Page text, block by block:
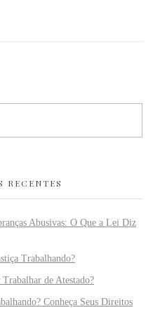
RECENTES
Abusivas: O Que a Lei Diz
Trabalhando?
Trabalhar de Atestado?
Conheça Seus Direitos